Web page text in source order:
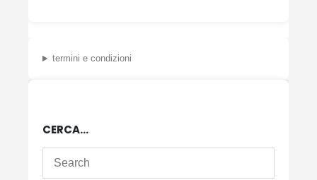
termini e condizioni
CERCA…